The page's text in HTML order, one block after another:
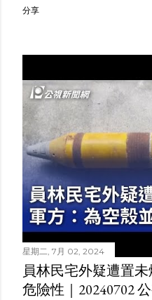
分享
星期二, 7月 02, 2024
員林民宅外疑遭置
危險性｜20240702